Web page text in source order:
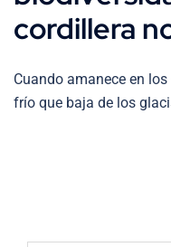
cordillera
Cuando amanece en
frío que baja de los